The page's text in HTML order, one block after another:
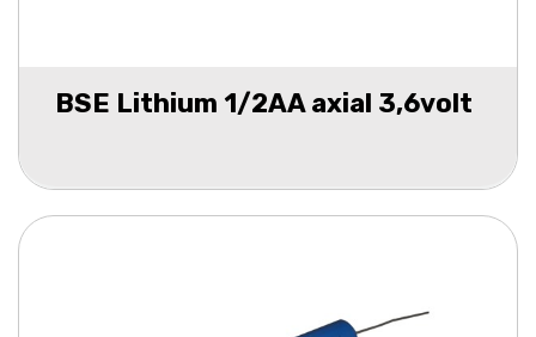
BSE Lithium 1/2AA axial 3,6volt